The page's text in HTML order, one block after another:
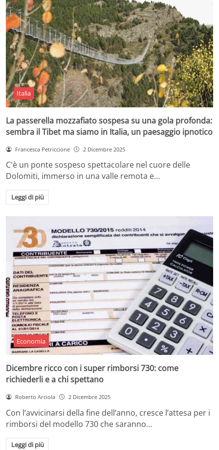
Italia
La passerella mozzafiato sospesa su una gola profonda:
sembra il Tibet ma siamo in Italia, un paesaggio ipnotico
Francesca Petriccione 2 Dicembre 2025
C'è un ponte sospeso spettacolare nel cuore delle
Dolomiti, immerso in una valle remota e…
Leggi di più
Economia
Dicembre ricco con i super rimborsi 730: come
richiederli e a chi spettano
Roberto Arciola 2 Dicembre 2025
Con l’avvicinarsi della fine dell’anno, cresce l’attesa per i
rimborsi del modello 730 che saranno…
Leggi di più